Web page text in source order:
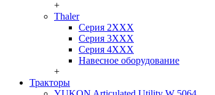
+
Thaler
Серия 2ХХХ
Серия 3ХХХ
Серия 4ХХХ
Навесное оборудование
+
Тракторы